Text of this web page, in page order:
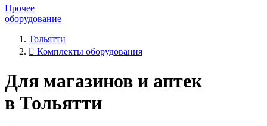
Прочее
оборудование
Тольятти
Комплекты оборудования
Для магазинов и аптек
в Тольятти